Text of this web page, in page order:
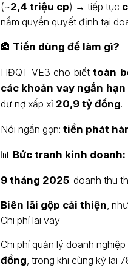
(~2,4 triệu cp) → tiếp tục
nắm quyền quyết định tại
🏦 Tiền dùng để làm gì?
HĐQT VE3 cho biếttoàn
các khoản vay ngắn
dư nợ xấp xỉ 20,9 tỷ đồng.
Nói ngắn gọn: tiền phát
📊 Bức tranh kinh
9 tháng 2025: doanh thu
Biên lãi gộp cải thiện,
Chi phí lãi vay
Chi phí quản lý doanh
đồng, trong khi cùng kỳ lãi